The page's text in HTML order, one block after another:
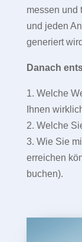
messen und
und jeden
generiert
Danach
1. Welche
Ihnen
2. Welche
3. Wie Sie
erreichen
buchen).